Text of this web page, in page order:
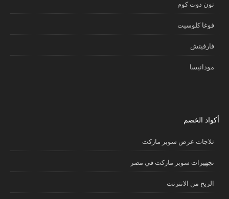
نون دوت كوم
فوغا كلوسيت
فارفيتش
مودانيسا
أكواد الخصم
ثلاجات عرض سوبر ماركت
تجهيزات سوبر ماركت في مصر
الريح من الانترنت